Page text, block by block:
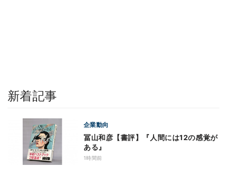
新着記事
企業動向
冨山和彦【書評】『人間には12の感覚が
ある』
1時間前